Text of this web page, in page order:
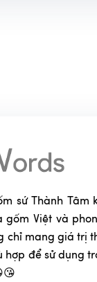
sứ Thành Tâm
Việt và
chỉ mang giá trị
hợp để sử dụng